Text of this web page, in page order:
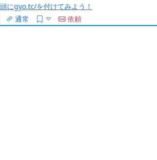
にgyo.tc/を付けてみよう！
通常
依頼